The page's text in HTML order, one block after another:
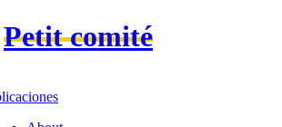
Petit comité